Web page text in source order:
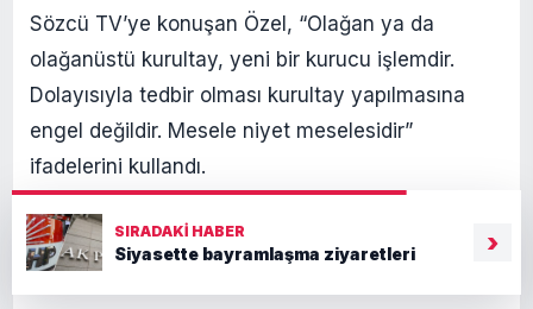
Sözcü TV’ye konuşan Özel, “Olağan ya da
olağanüstü kurultay, yeni bir kurucu işlemdir.
Dolayısıyla tedbir olması kurultay yapılmasına
engel değildir. Mesele niyet meselesidir”
ifadelerini kullandı.
KILIÇDAROĞLU: TEDBİR KARARI KALKINCA
KURULTAY YAPACAĞIZ
SIRADAKI HABER
Siyasette bayramlaşma ziyaretleri ›